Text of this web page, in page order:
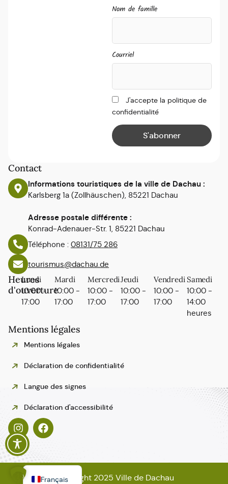
Contact
Informations touristiques de la ville de Dachau :
Karlsberg 1a (Zollhäuschen), 85221 Dachau
Adresse postale différente :
Konrad-Adenauer-Str. 1, 85221 Dachau
Téléphone : 08131/75 286
tourismus@dachau.de
Heures
d'ouverture
Lundi
10:00 -
17:00
Mardi
10:00 -
17:00
Mercredi
10:00 -
17:00
Jeudi
10:00 -
17:00
Vendredi
10:00 -
17:00
Samedi
10:00 -
14:00
heures
Mentions légales
Mentions légales
Déclaration de confidentialité
Langue des signes
Déclaration d'accessibilité
Nom de famille
Courriel
J'accepte la politique de
confidentialité
Copyright 2025 Ville de Dachau
Français
Deutsch
Italiano
Español